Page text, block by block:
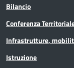
Bilancio
Conferenza
Infrastrutture,
Istruzione